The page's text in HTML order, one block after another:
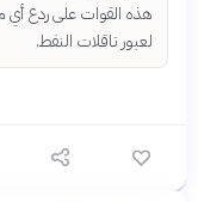
هذه القوات على ردع أي
لعبور ناقلات النفط.